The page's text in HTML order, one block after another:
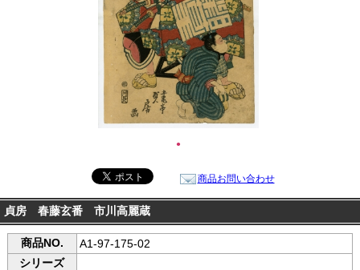
●
商品お問い合わせ
貞房 春藤玄番 市川高麗蔵
商品NO.
A1-97-175-02
シリーズ